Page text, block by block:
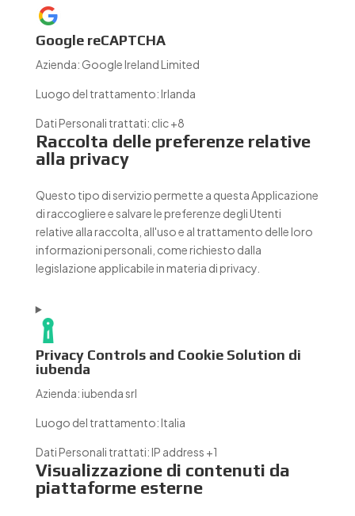
Google reCAPTCHA
Azienda: Google Ireland Limited
Luogo del trattamento:Irlanda
Dati Personali trattati: clic +8
Raccolta delle preferenze relative
alla privacy
Questo tipo di servizio permette a questa Applicazione
di raccogliere e salvare le preferenze degli Utenti
relative alla raccolta, all'uso e al trattamento delle loro
informazioni personali, come richiesto dalla
legislazione applicabile in materia di privacy.
Privacy Controls and Cookie Solution di
iubenda
Azienda:iubenda srl
Luogo del trattamento:Italia
Dati Personali trattati:IP address +1
Visualizzazione di contenuti da
piattaforme esterne